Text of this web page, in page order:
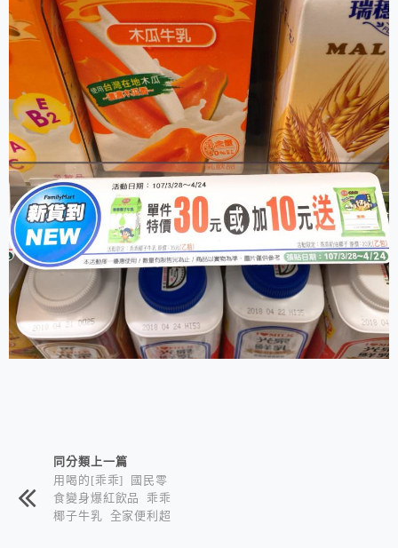
相連文章同分類上一篇
用喝的[乖乖] 國民零
食變身爆紅飲品 乖乖
椰子牛乳 全家便利超